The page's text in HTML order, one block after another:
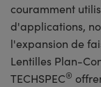
couramment
d'applications,
l'expansion de
Lentilles Plan-
TECHSPEC®